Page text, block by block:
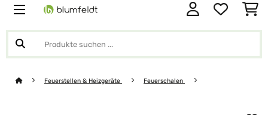
Feuerstellen & Heizgeräte Feuerschalen